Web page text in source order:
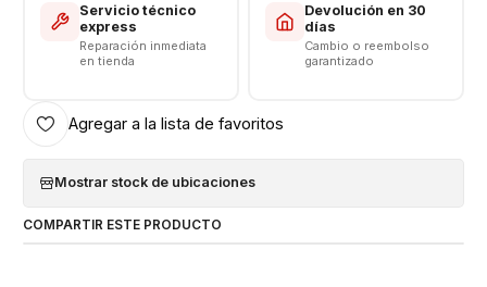
Servicio técnico
express
Reparación inmediata
en tienda
Devolución en 30
días
Cambio o reembolso
garantizado
Agregar a la lista de favoritos
Mostrar stock de ubicaciones
COMPARTIR ESTE PRODUCTO